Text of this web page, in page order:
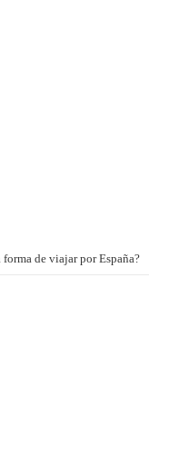
de viajar por España?